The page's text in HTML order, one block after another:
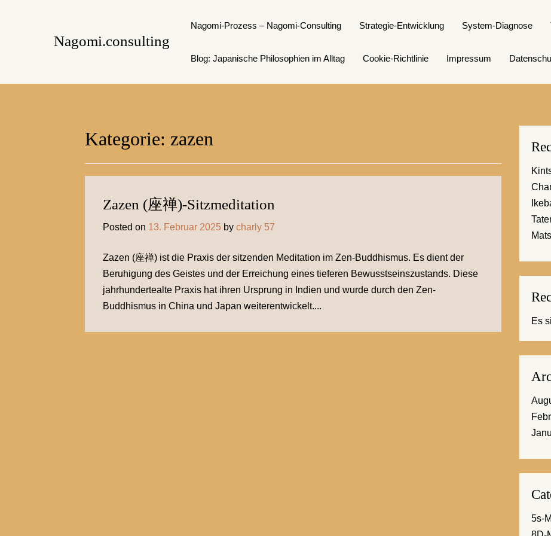
Nagomi.consulting
Nagomi-Prozess – Nagomi-Consulting Strategie-Entwicklung System-Diagnose
Blog: Japanische Philosophien im Alltag Cookie-Richtlinie Impressum
Kategorie: zazen
Zazen (座禅)-Sitzmeditation
Posted on 13. Februar 2025 by charly 57
Zazen (座禅) ist die Praxis der sitzenden Meditation im Zen-Buddhismus. Es dient der
Beruhigung des Geistes und der Erreichung eines tieferen Bewusstseinszustands. Diese
jahrhundertealte Praxis hat ihren Ursprung in Indien und wurde durch den Zen-
Buddhismus in China und Japan weiterentwickelt....
Es
5s-